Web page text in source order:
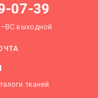
07-39
выходной
тканей